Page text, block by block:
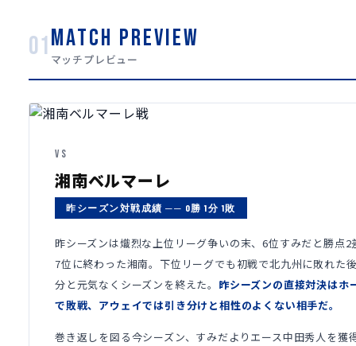
01MATCH PREVIEW
マッチプレビュー
VS
湘南ベルマーレ
昨シーズン対戦成績 ── 0勝 1分 1敗
昨シーズンは熾烈な上位リーグ争いの末、6位すみだと勝点2
7位に終わった湘南。下位リーグでも初戦で北九州に敗れた
分と元気なくシーズンを終えた。 昨シーズンの直接対決はホ
で敗戦、アウェイでは引き分けと相性のよくない相手だ。
巻き返しを図る今シーズン、すみだよりエース中田秀人を獲